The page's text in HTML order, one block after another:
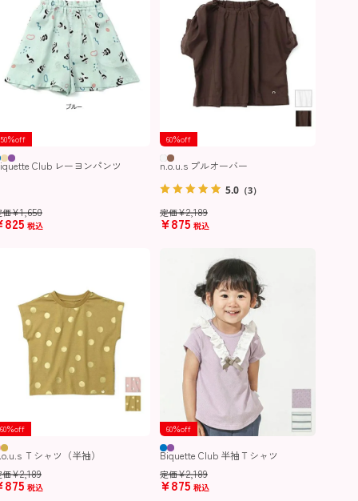
50％off
Club レーヨンパンツ
価¥1,650
825 税込
60％off
n.o.u.s プルオーバー
定価¥2,189
¥875 税込
5.0（3）
60％off
Ｔシャツ（半袖）
価¥2,189
875 税込
60％off
Biquette Club 半袖Ｔシャツ
定価¥2,189
¥875 税込